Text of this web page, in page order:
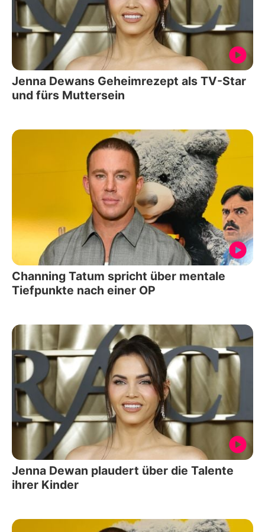
Jenna Dewans Geheimrezept als TV-Star
und fürs Muttersein
Channing Tatum spricht über mentale
Tiefpunkte nach einer OP
Jenna Dewan plaudert über die Talente
ihrer Kinder